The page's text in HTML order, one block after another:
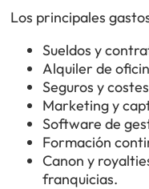
Los principales
Sueldos y
Alquiler de
Seguros y
Marketing y
Software de
Formación
Canon y
franquicias.